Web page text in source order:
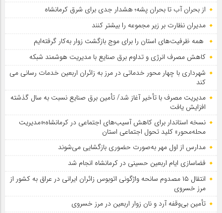
از بحران آب تا بحران پشه؛ هشدار جدی برای شرق کرمانشاه
مدیران نظارت بر زیر مجموعه را بیشتر کنند
همه ظرفیت‌های استان را برای موج بازگشت زوار به‌کار گرفته‌ایم
کاهش مصرف انرژی و تداوم برق صنایع با مدیریت هوشمند شبکه
شهرداری با چهار محور خدماتی در مرز به زائران اربعین خدمات رسانی می
کند
مدیریت مصرف با تأخیر آغاز شد/ تأمین برق صنایع نسبت به سال گذشته
افزایش یافت
نسخه استاندار برای کاهش آسیب‌های اجتماعی در کرمانشاه؛«مدیریت
محله‌محور» کلید تحول اجتماعی استان
مدارس از اول مهر به‌صورت حضوری بازگشایی می‌شوند
فضاسازی ایام اربعین حسینی در کرمانشاه انجام شد
انتقال ۱۵ مصدوم سانحه واژگونی اتوبوس زائران ایرانی در عراق به کشور از
مرز خسروی
تأمین بی‌وقفه آرد و نان زوار اربعین در مرز خسروی